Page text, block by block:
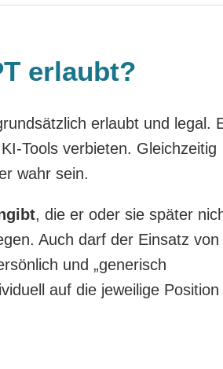
erlaubt?
erlaubt und legal.
Tools verbieten. Gleichzeitig
wahr sein.
, die er oder sie später
Auch darf der Einsatz von
und „generisch
auf die jeweilige Position